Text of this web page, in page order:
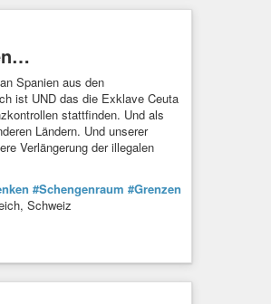
Spanien aus den
ist UND das die Exklave Ceuta
stattfinden. Und als
Ländern. Und unserer
Verlängerung der illegalen
#Schengenraum #Grenzen
Schweiz